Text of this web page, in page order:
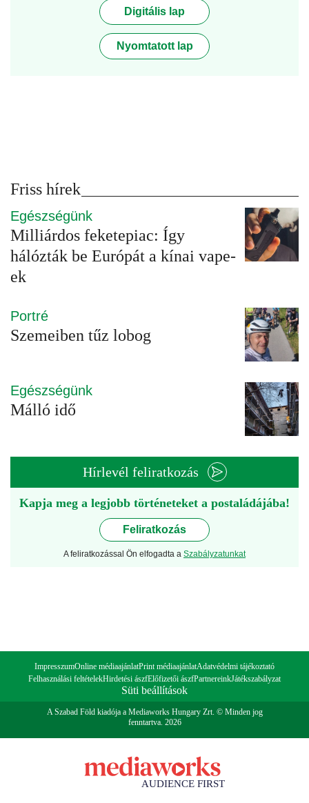
Digitális lap
Nyomtatott lap
Friss hírek
Egészségünk
Milliárdos feketepiac: Így
hálózták be Európát a kínai vape-
ek
Portré
Szemeiben tűz lobog
Egészségünk
Málló idő
Hírlevél feliratkozás
Kapja meg a legjobb történeteket a postaládájába!
Feliratkozás
A feliratkozással Ön elfogadta a Szabályzatunkat
ImpresszumOnline médiaajánlatPrint médiaajánlatAdatvédelmi tájékoztató
Felhasználási feltételekHirdetési ászfElőfizetői ászfPartnereinkJátékszabályzat
Süti beállítások
A Szabad Föld kiadója a Mediaworks Hungary Zrt. © Minden jog
fenntartva. 2026